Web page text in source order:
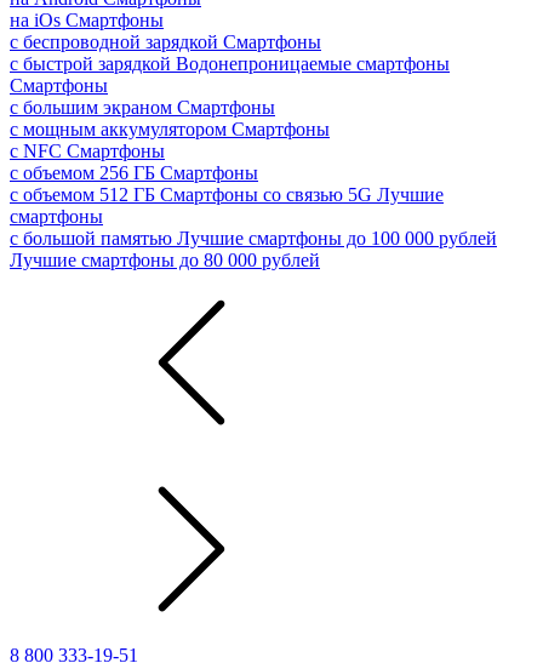
на iOs Смартфоны
с беспроводной зарядкой Смартфоны
с быстрой зарядкой Водонепроницаемые смартфоны
Смартфоны
с большим экраном Смартфоны
с мощным аккумулятором Смартфоны
с NFC Смартфоны
с объемом 256 ГБ Смартфоны
с объемом 512 ГБ Смартфоны со связью 5G Лучшие
смартфоны
с большой памятью Лучшие смартфоны до 100 000 рублей
Лучшие смартфоны до 80 000 рублей
8 800 333-19-51